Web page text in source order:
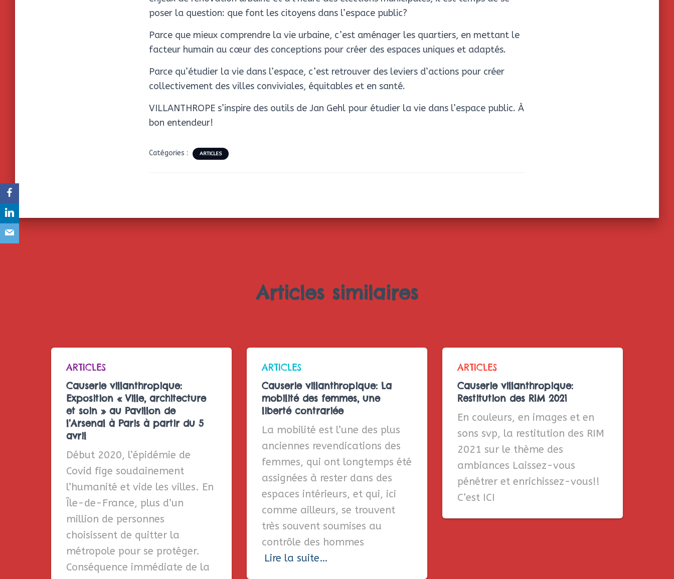
poser la question: que font les citoyens dans l’espace public?
Parce que mieux comprendre la vie urbaine, c’est aménager les quartiers, en mettant le
facteur humain au cœur des conceptions pour créer des espaces uniques et adaptés.
Parce qu’étudier la vie dans l’espace, c’est retrouver des leviers d’actions pour créer
collectivement des villes conviviales, équitables et en santé.
VILLANTHROPE s’inspire des outils de Jan Gehl pour étudier la vie dans l’espace public. À
bon entendeur!
Catégories : ARTICLES
Articles similaires
ARTICLES
Causerie villanthropique:
Exposition « Ville, architecture
et soin » au Pavillon de
l’Arsenal à Paris à partir du 5
avril
Début 2020, l’épidémie de
Covid fige soudainement
l’humanité et vide les villes. En
Île-de-France, plus d’un
million de personnes
choisissent de quitter la
métropole pour se protéger.
Conséquence immédiate de la
ARTICLES
Causerie villanthropique: La
mobilité des femmes, une
liberté contrariée
La mobilité est l’une des plus
anciennes revendications des
femmes, qui ont longtemps été
assignées à rester dans des
espaces intérieurs, et qui, ici
comme ailleurs, se trouvent
très souvent soumises au
contrôle des hommes
Lire la suite…
ARTICLES
Causerie villanthropique:
Restitution des RIM 2021
En couleurs, en images et en
sons svp, la restitution des RIM
2021 sur le thème des
ambiances Laissez-vous
pénétrer et enrichissez-vous!!
C’est ICI